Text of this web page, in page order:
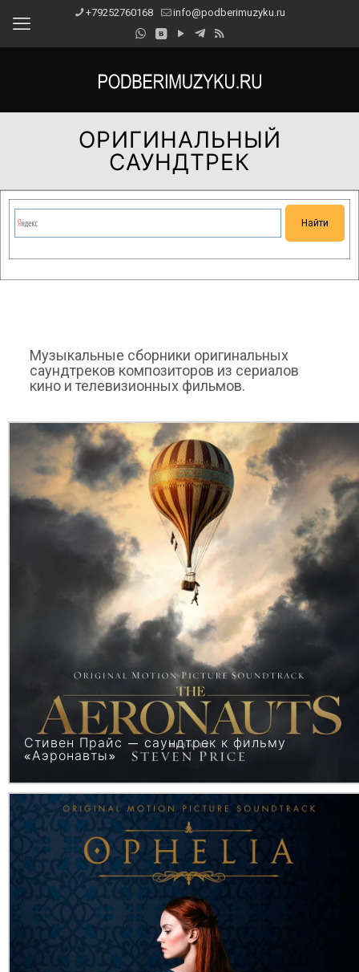
+79252760168 info@podberimuzyku.ru
ОРИГИНАЛЬНЫЙ
САУНДТРЕК
Музыкальные сборники оригинальных
саундтреков композиторов из сериалов
кино и телевизионных фильмов.
Стивен Прайс — саундтрек к фильму
«Аэронавты»